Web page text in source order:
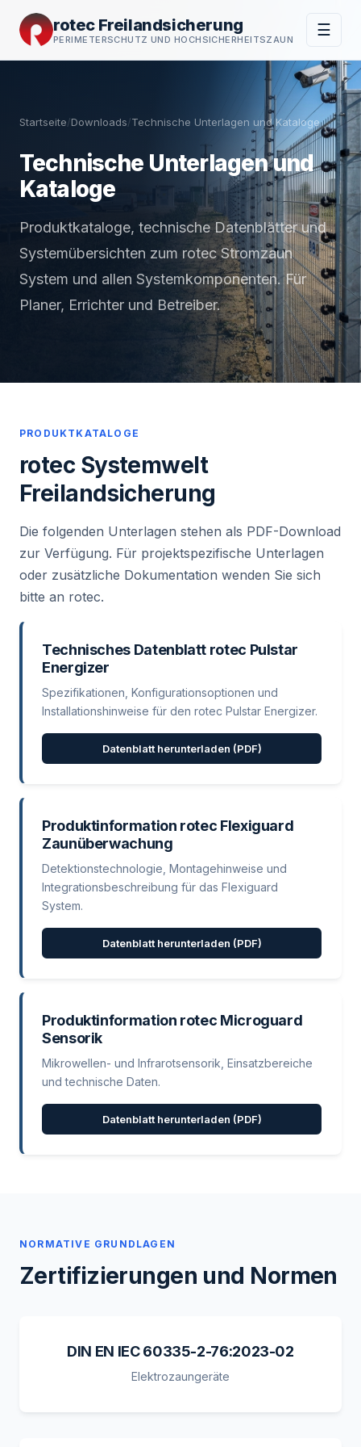
rotec Freilandsicherung
PERIMETERSCHUTZ UND HOCHSICHERHEITSZAUN
☰
Startseite/Downloads/Technische Unterlagen und Kataloge
Technische Unterlagen und
Kataloge
Produktkataloge, technische Datenblätter und
Systemübersichten zum rotec Stromzaun
System und allen Systemkomponenten. Für
Planer, Errichter und Betreiber.
PRODUKTKATALOGE
rotec Systemwelt
Freilandsicherung
Die folgenden Unterlagen stehen als PDF-Download
zur Verfügung. Für projektspezifische Unterlagen
oder zusätzliche Dokumentation wenden Sie sich
bitte an rotec.
Technisches Datenblatt rotec Pulstar
Energizer
Spezifikationen, Konfigurationsoptionen und
Installationshinweise für den rotec Pulstar Energizer.
Datenblatt herunterladen (PDF)
Produktinformation rotec Flexiguard
Zaunüberwachung
Detektionstechnologie, Montagehinweise und
Integrationsbeschreibung für das Flexiguard
System.
Datenblatt herunterladen (PDF)
Produktinformation rotec Microguard
Sensorik
Mikrowellen- und Infrarotsensorik, Einsatzbereiche
und technische Daten.
Datenblatt herunterladen (PDF)
NORMATIVE GRUNDLAGEN
Zertifizierungen und Normen
DIN EN IEC 60335-2-76:2023-02
Elektrozaungeräte